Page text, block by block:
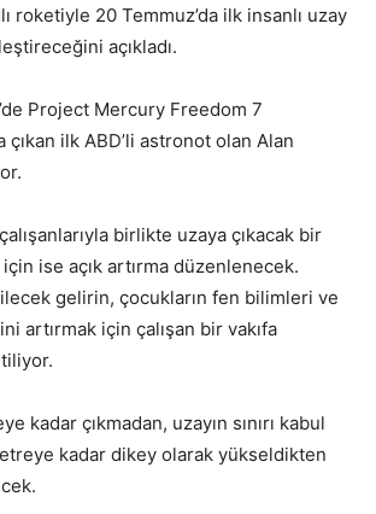
roketiyle 20 Temmuz’da ilk insanlı uzay
açıkladı.
Project Mercury Freedom 7
çıkan ilk ABD’li astronot olan Alan
birlikte uzaya çıkacak bir
ise açık artırma düzenlenecek.
gelirin, çocukların fen bilimleri ve
artırmak için çalışan bir vakıfa
kadar çıkmadan, uzayın sınırı kabul
kadar dikey olarak yükseldikten